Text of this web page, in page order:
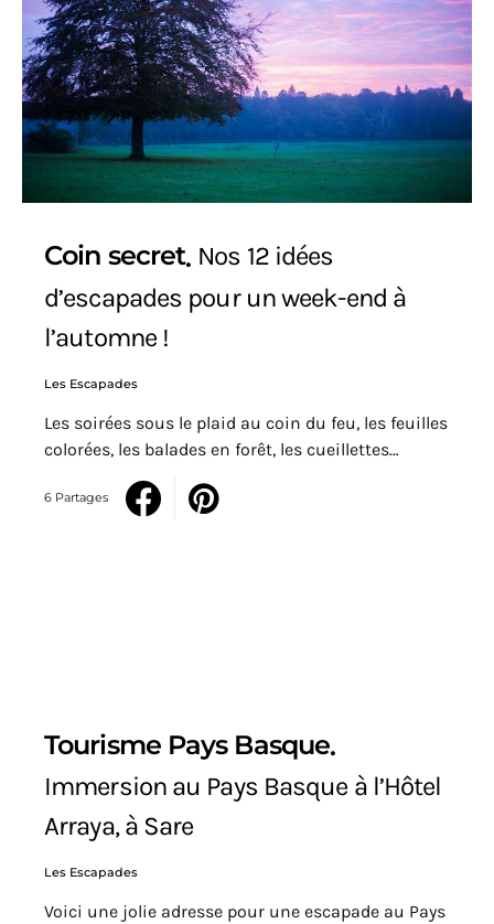
Coin secret Nos 12 idées
d’escapades pour un week-end à
l’automne !
Les Escapades
Les soirées sous le plaid au coin du feu, les feuilles
colorées, les balades en forêt, les cueillettes…
6 Partages
Tourisme Pays Basque
Immersion au Pays Basque à l’Hôtel
Arraya, à Sare
Les Escapades
Voici une jolie adresse pour une escapade au Pays